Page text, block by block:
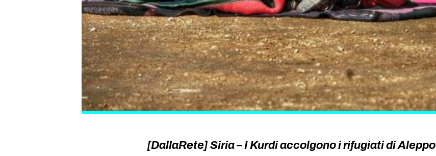
[DallaRete] Siria – I Kurdi accolgono i rifugiati di Aleppo